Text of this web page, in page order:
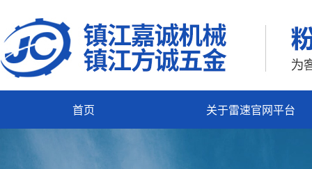
首页 关于雷速官网平台